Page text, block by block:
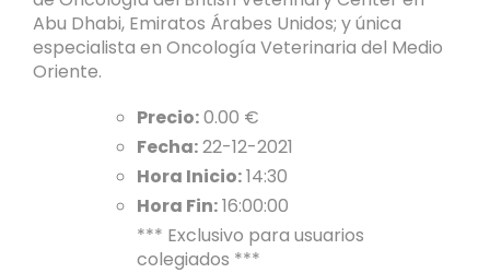
Abu Dhabi, Emiratos Árabes Unidos; y única
especialista en Oncología Veterinaria del Medio
Oriente.
Precio:0.00 €
Fecha:22-12-2021
Hora Inicio:14:30
Hora Fin:16:00:00
*** Exclusivo para usuarios
colegiados ***